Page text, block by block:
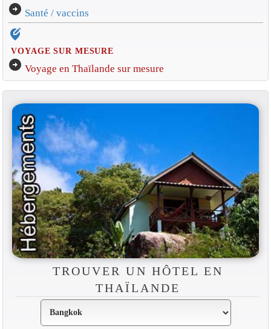
arrow_circle_right Santé / vaccins
edit_location_alt
VOYAGE SUR MESURE
arrow_circle_right Voyage en Thaïlande sur mesure
TROUVER UN HÔTEL EN
THAÏLANDE